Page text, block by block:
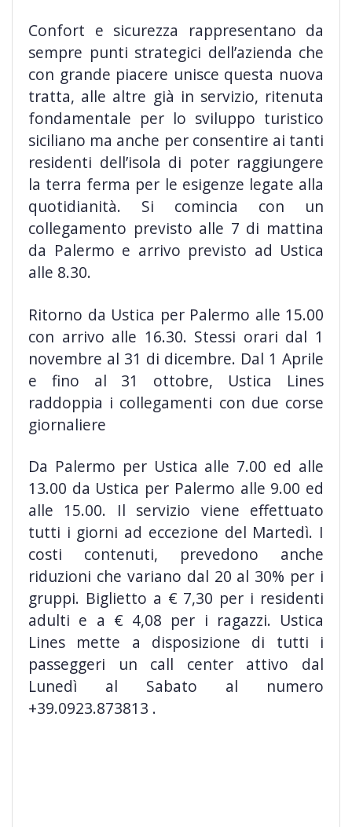
Confort e sicurezza rappresentano da
sempre punti strategici dell’azienda che
con grande piacere unisce questa nuova
tratta, alle altre già in servizio, ritenuta
fondamentale per lo sviluppo turistico
siciliano ma anche per consentire ai tanti
residenti dell’isola di poter raggiungere
la terra ferma per le esigenze legate alla
quotidianità. Si comincia con un
collegamento previsto alle 7 di mattina
da Palermo e arrivo previsto ad Ustica
alle 8.30.
Ritorno da Ustica per Palermo alle 15.00
con arrivo alle 16.30. Stessi orari dal 1
novembre al 31 di dicembre. Dal 1 Aprile
e fino al 31 ottobre, Ustica Lines
raddoppia i collegamenti con due corse
giornaliere
Da Palermo per Ustica alle 7.00 ed alle
13.00 da Ustica per Palermo alle 9.00 ed
alle 15.00. Il servizio viene effettuato
tutti i giorni ad eccezione del Martedì. I
costi contenuti, prevedono anche
riduzioni che variano dal 20 al 30% per i
gruppi. Biglietto a € 7,30 per i residenti
adulti e a € 4,08 per i ragazzi. Ustica
Lines mette a disposizione di tutti i
passeggeri un call center attivo dal
Lunedì al Sabato al numero
+39.0923.873813 .